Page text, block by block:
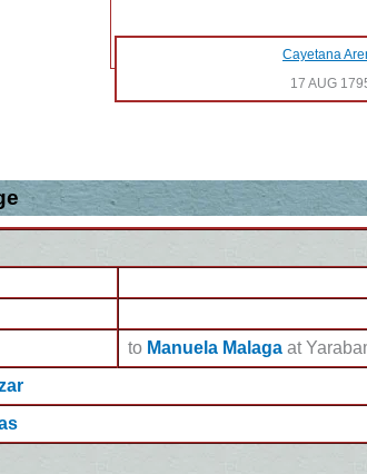
Cayetana
17 AUG
to Manuela Malaga at